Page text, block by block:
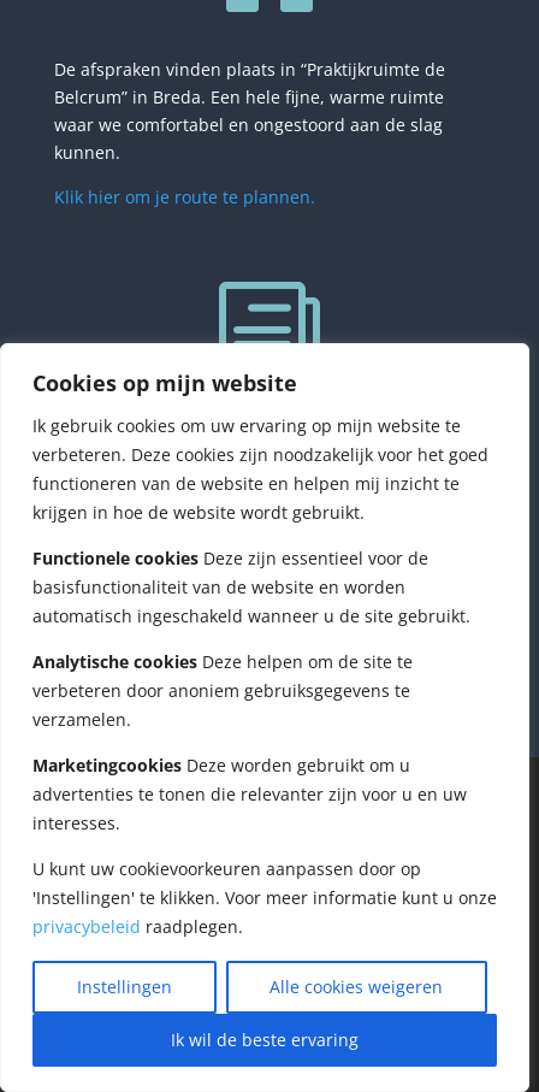
Cookies op mijn website
Ik gebruik cookies om uw ervaring op mijn website te
verbeteren. Deze cookies zijn noodzakelijk voor het goed
functioneren van de website en helpen mij inzicht te
krijgen in hoe de website wordt gebruikt.
Functionele cookies Deze zijn essentieel voor de
basisfunctionaliteit van de website en worden
automatisch ingeschakeld wanneer u de site gebruikt.
Analytische cookies Deze helpen om de site te
verbeteren door anoniem gebruiksgegevens te
verzamelen.
Marketingcookies Deze worden gebruikt om u
advertenties te tonen die relevanter zijn voor u en uw
interesses.
U kunt uw cookievoorkeuren aanpassen door op
'Instellingen' te klikken. Voor meer informatie kunt u onze
privacybeleid raadplegen.
Instellingen Alle cookies weigeren
Ik wil de beste ervaring
De afspraken vinden plaats in “Praktijkruimte de
Belcrum” in Breda. Een hele fijne, warme ruimte
waar we comfortabel en ongestoord aan de slag
kunnen.
Klik hier om je route te plannen.
i
Mijn algemene voorwaarden vind je hier. De
belangrijkste items:
1. Een afspraak is pas definitief als deze is bevestigd,
2. Afspraken die binnen 24 uur afgezegd zijn,
worden voor 100% in rekening gebracht